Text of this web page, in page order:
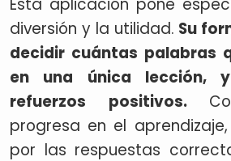
Esta aplicación pone
diversión y la utilidad. Su
decidir cuántas palabras
en una única lección,
refuerzos positivos.
progresa en el
por las respuestas